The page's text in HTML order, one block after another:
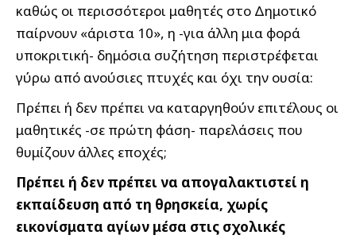
καθώς οι περισσότεροι μαθητές στο Δημοτικό
παίρνουν «άριστα 10», η -για άλλη μια φορά
υποκριτική- δημόσια συζήτηση περιστρέφεται
γύρω από ανούσιες πτυχές και όχι την ουσία:
Πρέπει ή δεν πρέπει να καταργηθούν επιτέλους οι
μαθητικές -σε πρώτη φάση- παρελάσεις που
θυμίζουν άλλες εποχές;
Πρέπει ή δεν πρέπει να απογαλακτιστεί η
εκπαίδευση από τη θρησκεία, χωρίς
εικονίσματα αγίων μέσα στις σχολικές